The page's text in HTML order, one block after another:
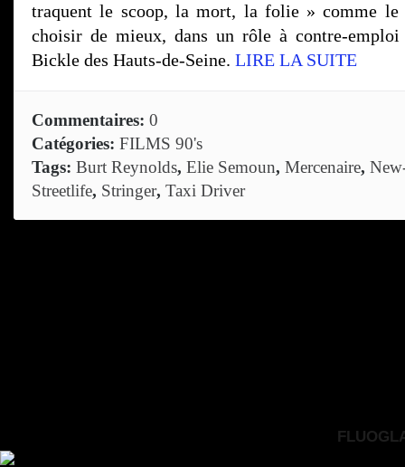
traquent le scoop, la mort, la folie » comme
choisir de mieux, dans un rôle à contre-
Bickle des Hauts-de-Seine. LIRE LA SUITE
Commentaires: 0
Catégories: FILMS 90's
Tags: Burt Reynolds, Elie Semoun, Mercenaire,
Streetlife, Stringer, Taxi Driver